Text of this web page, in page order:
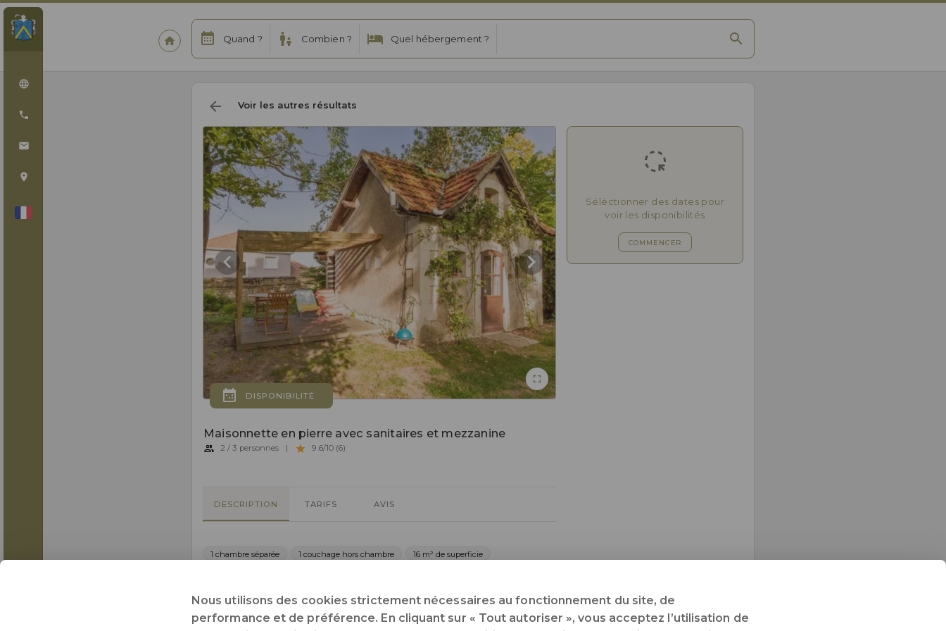
Quand ? Combien ? Quel hébergement ?
Voir les autres résultats
DISPONIBILITÉ
Maisonnette en pierre avec sanitaires et mezzanine
2 / 3 personnes | 9.6/10 (6)
DESCRIPTION TARIFS AVIS
1 chambre séparée 1 couchage hors chambre
16 m² de superficie
Séléctionner des dates pour
voir les disponibilités
COMMENCER
Nous utilisons des cookies strictement nécessaires au fonctionnement du site, de
performance et de préférence. En cliquant sur « Tout autoriser », vous acceptez l’utilisation de